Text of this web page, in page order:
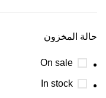
حالة المخزون
On sale
In stock